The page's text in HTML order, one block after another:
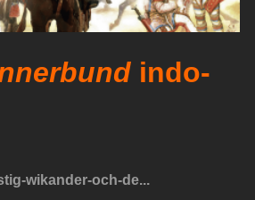
indo-
wikander-och-de...